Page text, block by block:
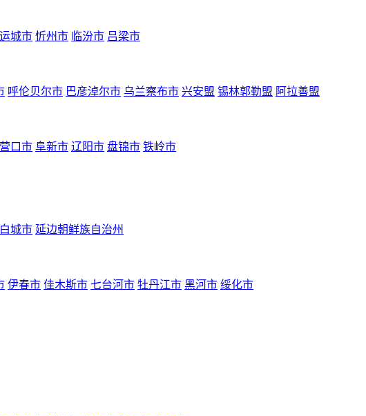
运城市 忻州市 临汾市 吕梁市
呼伦贝尔市 巴彦淖尔市 乌兰察布市 兴安盟 锡林郭勒盟 阿拉善盟
营口市 阜新市 辽阳市 盘锦市 铁岭市
白城市 延边朝鲜族自治州
伊春市 佳木斯市 七台河市 牡丹江市 黑河市 绥化市